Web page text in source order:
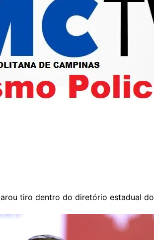
PRETO
tiro dentro do diretório estadual do